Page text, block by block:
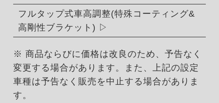
フルタップ式車高調整(特殊コーティング&
高剛性ブラケット)
※ 商品ならびに価格は改良のため、予告なく
変更する場合があります。また、上記の設定
車種は予告なく販売を中止する場合がありま
す。